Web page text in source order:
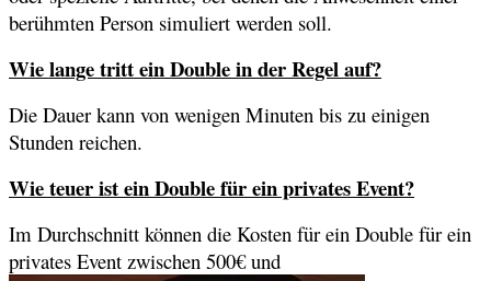
berühmten Person simuliert werden soll.
Wie lange tritt ein Double in der Regel auf?
Die Dauer kann von wenigen Minuten bis zu einigen
Stunden reichen.
Wie teuer ist ein Double für ein privates Event?
Im Durchschnitt können die Kosten für ein Double für ein
privates Event zwischen 500€ und